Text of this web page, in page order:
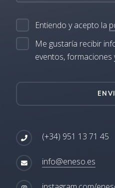
Entiendo y acepto la
Me gustaría recibir
eventos, formaciones
(+34) 951 13 71 45
info@eneso.es